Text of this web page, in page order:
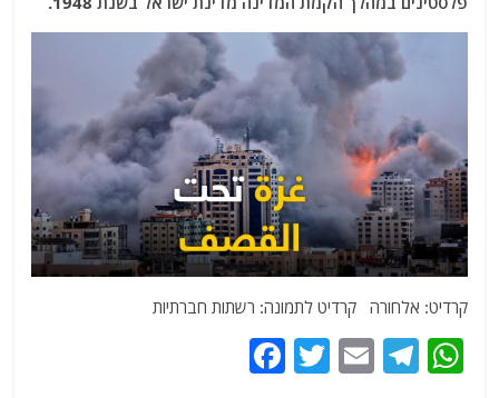
קרדיט: אלחורה קרדיט לתמונה: רשתות חברתיות
W
T
E
T